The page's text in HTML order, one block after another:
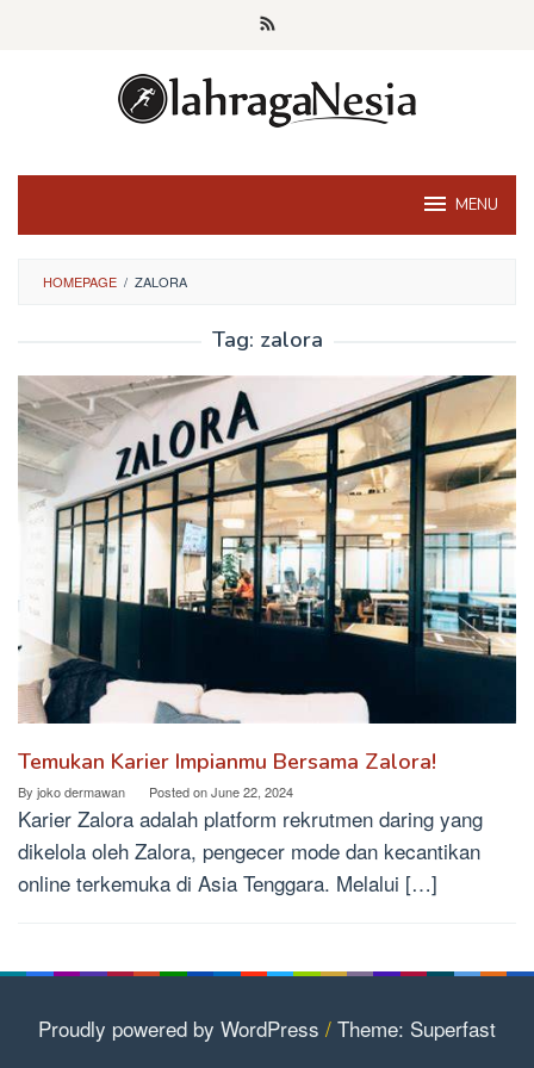
MENU
HOMEPAGE / ZALORA
Tag: zalora
Temukan Karier Impianmu Bersama Zalora!
By joko dermawan Posted onJune 22, 2024
Karier Zalora adalah platform rekrutmen daring yang
dikelola oleh Zalora, pengecer mode dan kecantikan
online terkemuka di Asia Tenggara. Melalui […]
Proudly powered by WordPress / Theme: Superfast